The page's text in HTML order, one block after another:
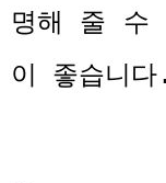
명해 줄 수
이 좋습니다.